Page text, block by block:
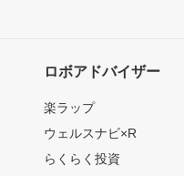
ロボアドバイザー
楽ラップ
ウェルスナビ×R
らくらく投資